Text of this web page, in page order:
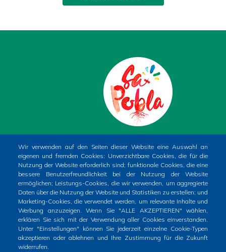
PLAÇA DE LA CONSTITUCIÓ, 1. SA POBLA
(MALLORCA)
Phone
+34 971 54 00 54
CIF P0704400A
Wir verwenden auf den Seiten dieser Website eine Auswahl an
eigenen und fremden Cookies: Unverzichtbare Cookies, die für die
Nutzung der Website erforderlich sind; funktionale Cookies, die eine
bessere Benutzerfreundlichkeit bei der Nutzung der Website
ermöglichen; Leistungs-Cookies, die wir verwenden, um aggregierte
Daten über die Nutzung der Website und Statistiken zu erstellen; und
Marketing-Cookies, die verwendet werden, um relevante Inhalte und
Werbung anzuzeigen. Wenn Sie "ALLE AKZEPTIEREN" wählen,
erklären Sie sich mit der Verwendung aller Cookies einverstanden.
Unter "Einstellungen" können Sie jederzeit einzelne Cookie-Typen
akzeptieren oder ablehnen und Ihre Zustimmung für die Zukunft
widerrufen.